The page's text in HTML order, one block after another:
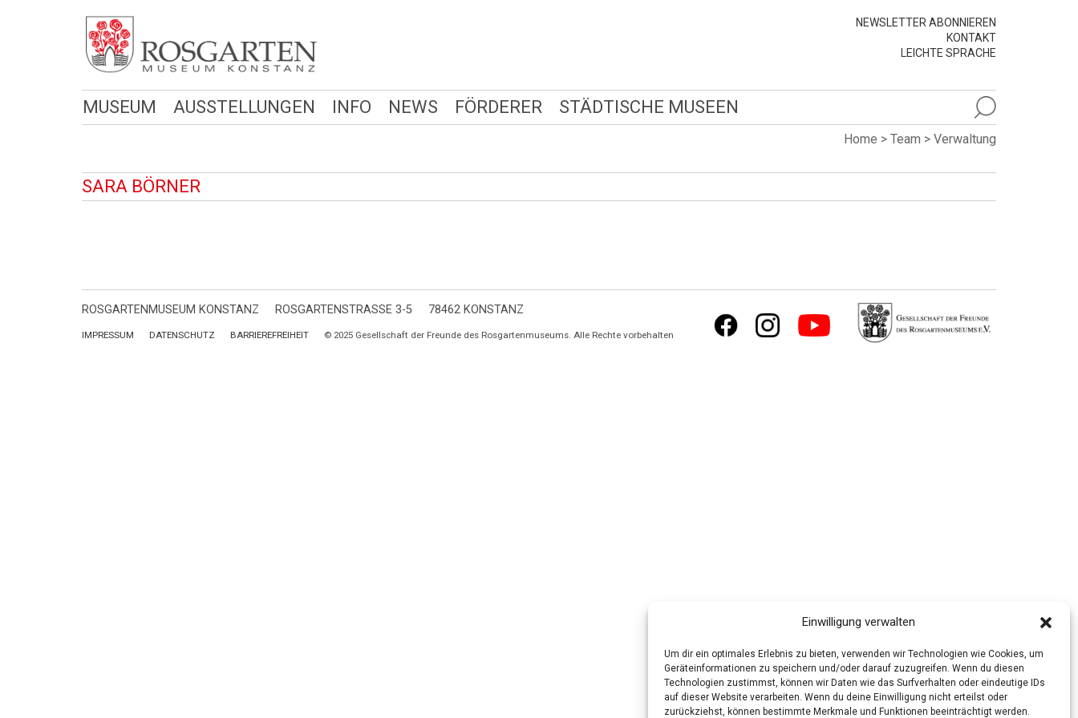
Einwilligung verwalten
Um dir ein optimales Erlebnis zu bieten, verwenden wir Technologien wie Cookies, um
Geräteinformationen zu speichern und/oder darauf zuzugreifen. Wenn du diesen
Technologien zustimmst, können wir Daten wie das Surfverhalten oder eindeutige IDs
auf dieser Website verarbeiten. Wenn du deine Einwilligung nicht erteilst oder
zurückziehst, können bestimmte Merkmale und Funktionen beeinträchtigt werden.
NEWSLETTER ABONNIEREN
KONTAKT
LEICHTE SPRACHE
MUSEUM AUSSTELLUNGEN INFO NEWS FÖRDERER STÄDTISCHE MUSEEN
Home > Team > Verwaltung
SARA BÖRNER
ROSGARTENMUSEUM KONSTANZ ROSGARTENSTRASSE 3-5 78462 KONSTANZ
IMPRESSUM DATENSCHUTZ BARRIEREFREIHEIT © 2025 Gesellschaft der Freunde des Rosgartenmuseums. Alle Rechte vorbehalten